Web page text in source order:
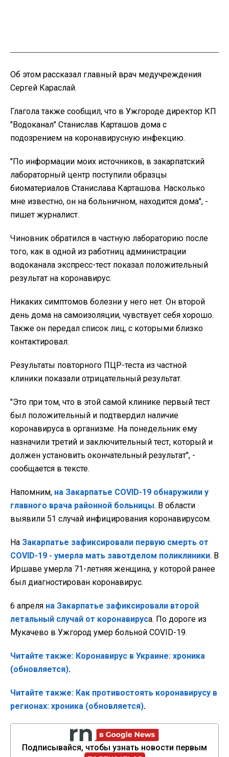
Об этом рассказал главный врач медучреждения
Сергей Караслай.
Глагола также сообщил, что в Ужгороде директор КП
"Водоканал" Станислав Карташов дома с
подозрением на коронавирусную инфекцию.
"По информации моих источников, в закарпатский
лабораторный центр поступили образцы
биоматериалов Станислава Карташова. Насколько
мне известно, он на больничном, находится дома", -
пишет журналист.
Чиновник обратился в частную лабораторию после
того, как в одной из работниц администрации
водоканала экспресс-тест показал положительный
результат на коронавирус.
Никаких симптомов болезни у него нет. Он второй
день дома на самоизоляции, чувствует себя хорошо.
Также он передал список лиц, с которыми близко
контактировал.
Результаты повторного ПЦР-теста из частной
клиники показали отрицательный результат.
"Это при том, что в этой самой клинике первый тест
был положительный и подтвердил наличие
коронавируса в организме. На понедельник ему
назначили третий и заключительный тест, который и
должен установить окончательный результат", -
сообщается в тексте.
Напомним, на Закарпатье COVID-19 обнаружили у
главного врача районной больницы. В области
выявили 51 случай инфицирования коронавирусом.
На Закарпатье зафиксировали первую смерть от
COVID-19 - умерла мать завотделом поликлиники. В
Иршаве умерла 71-летняя женщина, у которой ранее
был диагностирован коронавирус.
6 апреля на Закарпатье зафиксировали второй
летальный случай от коронавируса. По дороге из
Мукачево в Ужгород умер больной COVID-19.
Читайте также: Коронавирус в Украине: хроника
(обновляется).
Читайте также: Как противостоять коронавирусу в
регионах: хроника (обновляется).
Подписывайся, чтобы узнать новости первым